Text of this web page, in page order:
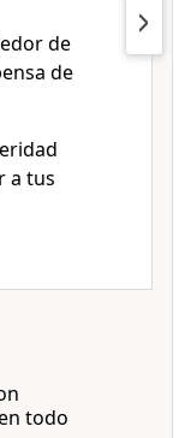
de
de
a tus
todo